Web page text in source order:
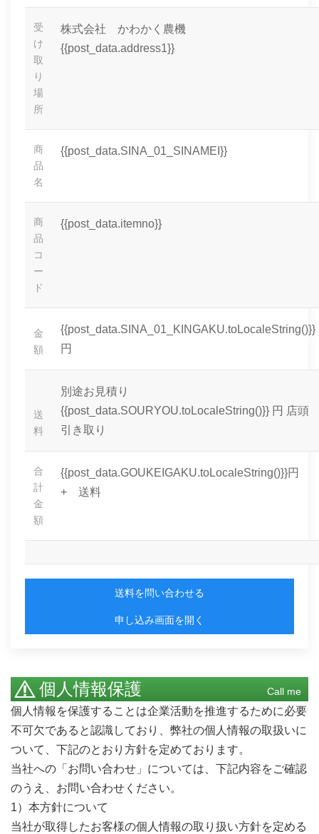
受
け
取
り
場
所
株式会社 かわかく農機
{{post_data.address1}}
商
品
名
{{post_data.SINA_01_SINAMEI}}
商
品
コ
ー
ド
{{post_data.itemno}}
金
額
{{post_data.SINA_01_KINGAKU.toLocaleString()}}
円
送
料
別途お見積り
{{post_data.SOURYOU.toLocaleString()}} 円 店頭
引き取り
合
計
金
額
{{post_data.GOUKEIGAKU.toLocaleString()}}円
+ 送料
送料を問い合わせる
申し込み画面を開く
個人情報保護 Call me
個人情報を保護することは企業活動を推進するために必要
不可欠であると認識しており、弊社の個人情報の取扱いに
ついて、下記のとおり方針を定めております。
当社への「お問い合わせ」については、下記内容をご確認
のうえ、お問い合わせください。
1）本方針について
当社が取得したお客様の個人情報の取り扱い方針を定める